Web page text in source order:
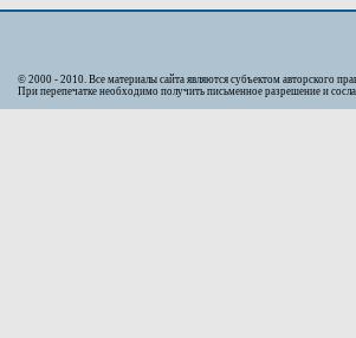
© 2000 - 2010. Bсе материалы сайта являются субъектом авторского
При перепечатке необходимо получить письменное разрешение и